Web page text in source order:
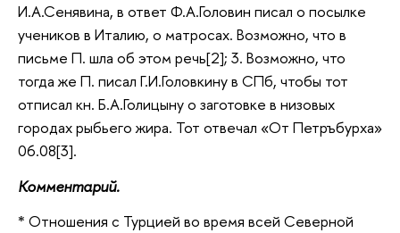
И.А.Сенявина, в ответ Ф.А.Головин писал о посылке
учеников в Италию, о матросах. Возможно, что в
письме П. шла об этом речь[2]; 3. Возможно, что
тогда же П. писал Г.И.Головкину в СПб, чтобы тот
отписал кн. Б.А.Голицыну о заготовке в низовых
городах рыбьего жира. Тот отвечал «От Петръбурха»
06.08[3].
Комментарий.
* Отношения с Турцией во время всей Северной